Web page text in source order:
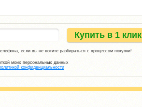
Купить в 1 клик
если вы не хотите разбираться с процессом покупки!
моих персональных данных
конфиденциальности